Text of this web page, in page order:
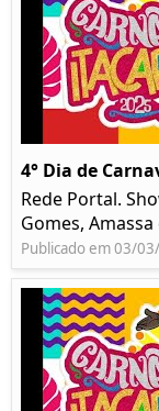
4° Dia de
Rede Portal.
Gomes,
Publicado em 03/